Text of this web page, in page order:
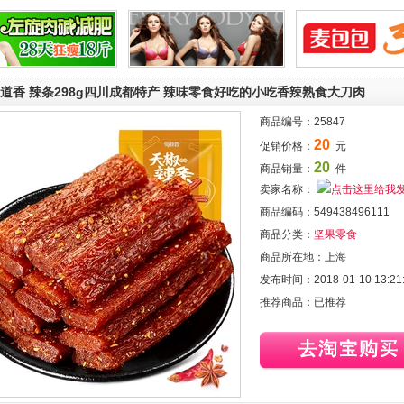
香 辣条298g四川成都特产 辣味零食好吃的小吃香辣熟食大刀肉
商品编号： 25847
促销价格： 20 元
商品销量： 20 件
卖家名称：
商品编码： 549438496111
商品分类： 坚果零食
商品所在地： 上海
发布时间： 2018-01-10
推荐商品： 已推荐